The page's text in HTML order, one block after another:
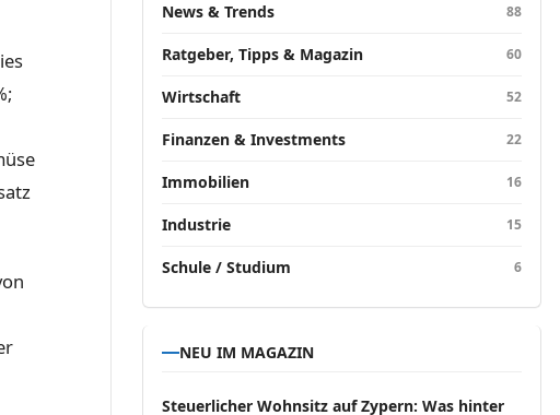
News & Trends 88
Ratgeber, Tipps & Magazin 60
Wirtschaft 52
Finanzen & Investments 22
Immobilien 16
Industrie 15
Schule / Studium 6
NEU IM MAGAZIN
Steuerlicher Wohnsitz auf Zypern: Was hinter